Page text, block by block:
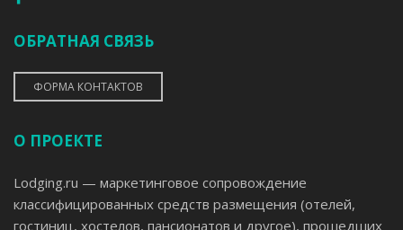
ОБРАТНАЯ СВЯЗЬ
ФОРМА КОНТАКТОВ
О ПРОЕКТЕ
Lodging.ru — маркетинговое сопровождение
классифицированных средств размещения (отелей,
гостиниц, хостелов, пансионатов и другое), прошедших